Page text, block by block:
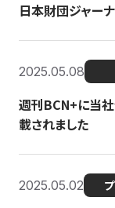
日本財団ジャー
2025.05.08
週刊BCN+に当
載されました
2025.05.02